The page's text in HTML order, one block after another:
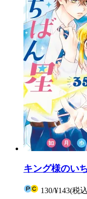
キング様のい
130/¥143(税